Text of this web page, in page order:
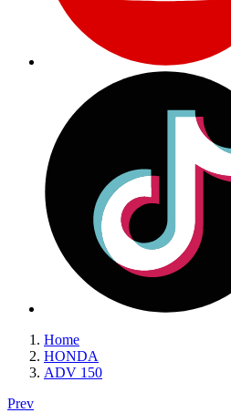
Home
HONDA
ADV 150
Prev